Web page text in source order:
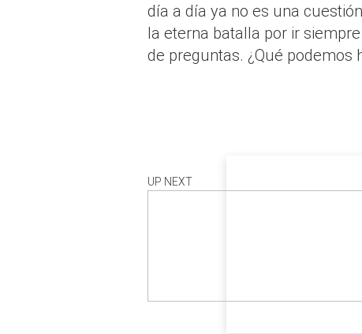
día a día ya no es una
la eterna batalla por ir
de preguntas. ¿Qué podemos
UP NEXT